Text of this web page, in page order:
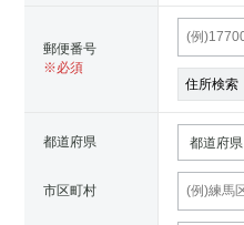
郵便番号
都道府県 都道府県
市区町村